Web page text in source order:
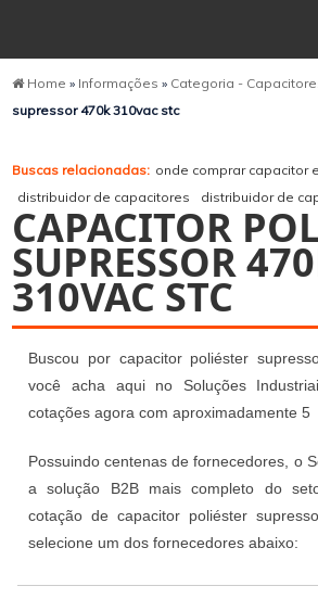
Home » Informações» Categoria -
supressor 470k 310vac stc
Buscas relacionadas: onde comprar capacitor
distribuidor de capacitores
distribuidor de
CAPACITOR
SUPRESSOR
310VAC STC
Buscou por capacitor poliéster
você acha aqui no Soluções
cotações agora com aproximadamente 5
Possuindo centenas de fornecedores, o
a solução B2B mais completo do
cotação de capacitor poliéster
selecione um dos fornecedores abaixo: